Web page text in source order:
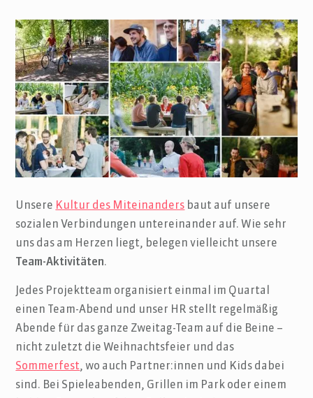
Unsere Kultur des Miteinanders baut auf unsere
sozialen Verbindungen untereinander auf. Wie sehr
uns das am Herzen liegt, belegen vielleicht unsere
Team-Aktivitäten.
Jedes Projektteam organisiert einmal im Quartal
einen Team-Abend und unser HR stellt regelmäßig
Abende für das ganze Zweitag-Team auf die Beine –
nicht zuletzt die Weihnachtsfeier und das
Sommerfest, wo auch Partner:innen und Kids dabei
sind. Bei Spieleabenden, Grillen im Park oder einem